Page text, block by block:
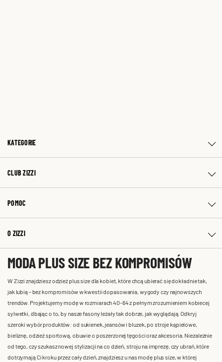
KATEGORIE
CLUB ZIZZI
POMOC
O ZIZZI
MODA PLUS SIZE BEZ KOMPROMISÓW
W Zizzi znajdziesz odzież plus size dla kobiet, które chcą ubierać się dokładnie tak,
jak lubią – bez kompromisów w kwestii dopasowania, wygody czy najnowszych
trendów. Projektujemy modę w rozmiarach 40-64 z pełnym zrozumieniem kobiecej
sylwetki, dbając o to, by nasze fasony leżały tak dobrze, jak wyglądają. Odkryj
szeroki wybór produktów: od sukienek, jeansów i bluzek, po stroje kąpielowe,
bieliznę, odzież sportową, obuwie o poszerzonej tęgości oraz akcesoria. Niezależnie
od tego, czy szukasz nowej stylizacji na co dzień, stroju na imprezę, czy ubrań, które
dotrzymają Ci kroku przez cały dzień, znajdziesz u nas modę plus size, w której